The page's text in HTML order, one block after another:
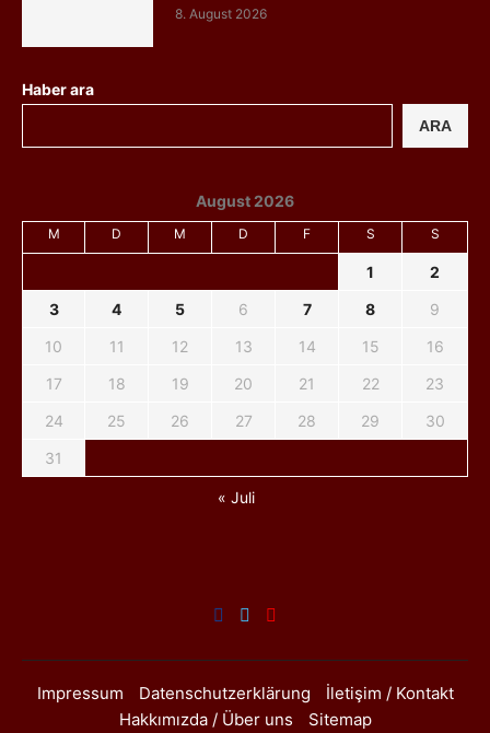
8. August 2026
Haber ara
ARA
August 2026
M D M D F S S
1
2
3
4 5 6 7 8
9
10
11 12 13 14 15
16
17
18 19 20 21 22
23
24
25 26 27 28 29
30
31
« Juli
Impressum Datenschutzerklärung
İletişim / Kontakt
Hakkımızda / Über uns
Sitemap